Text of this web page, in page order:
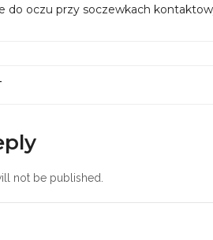
do oczu przy soczewkach
not be published.